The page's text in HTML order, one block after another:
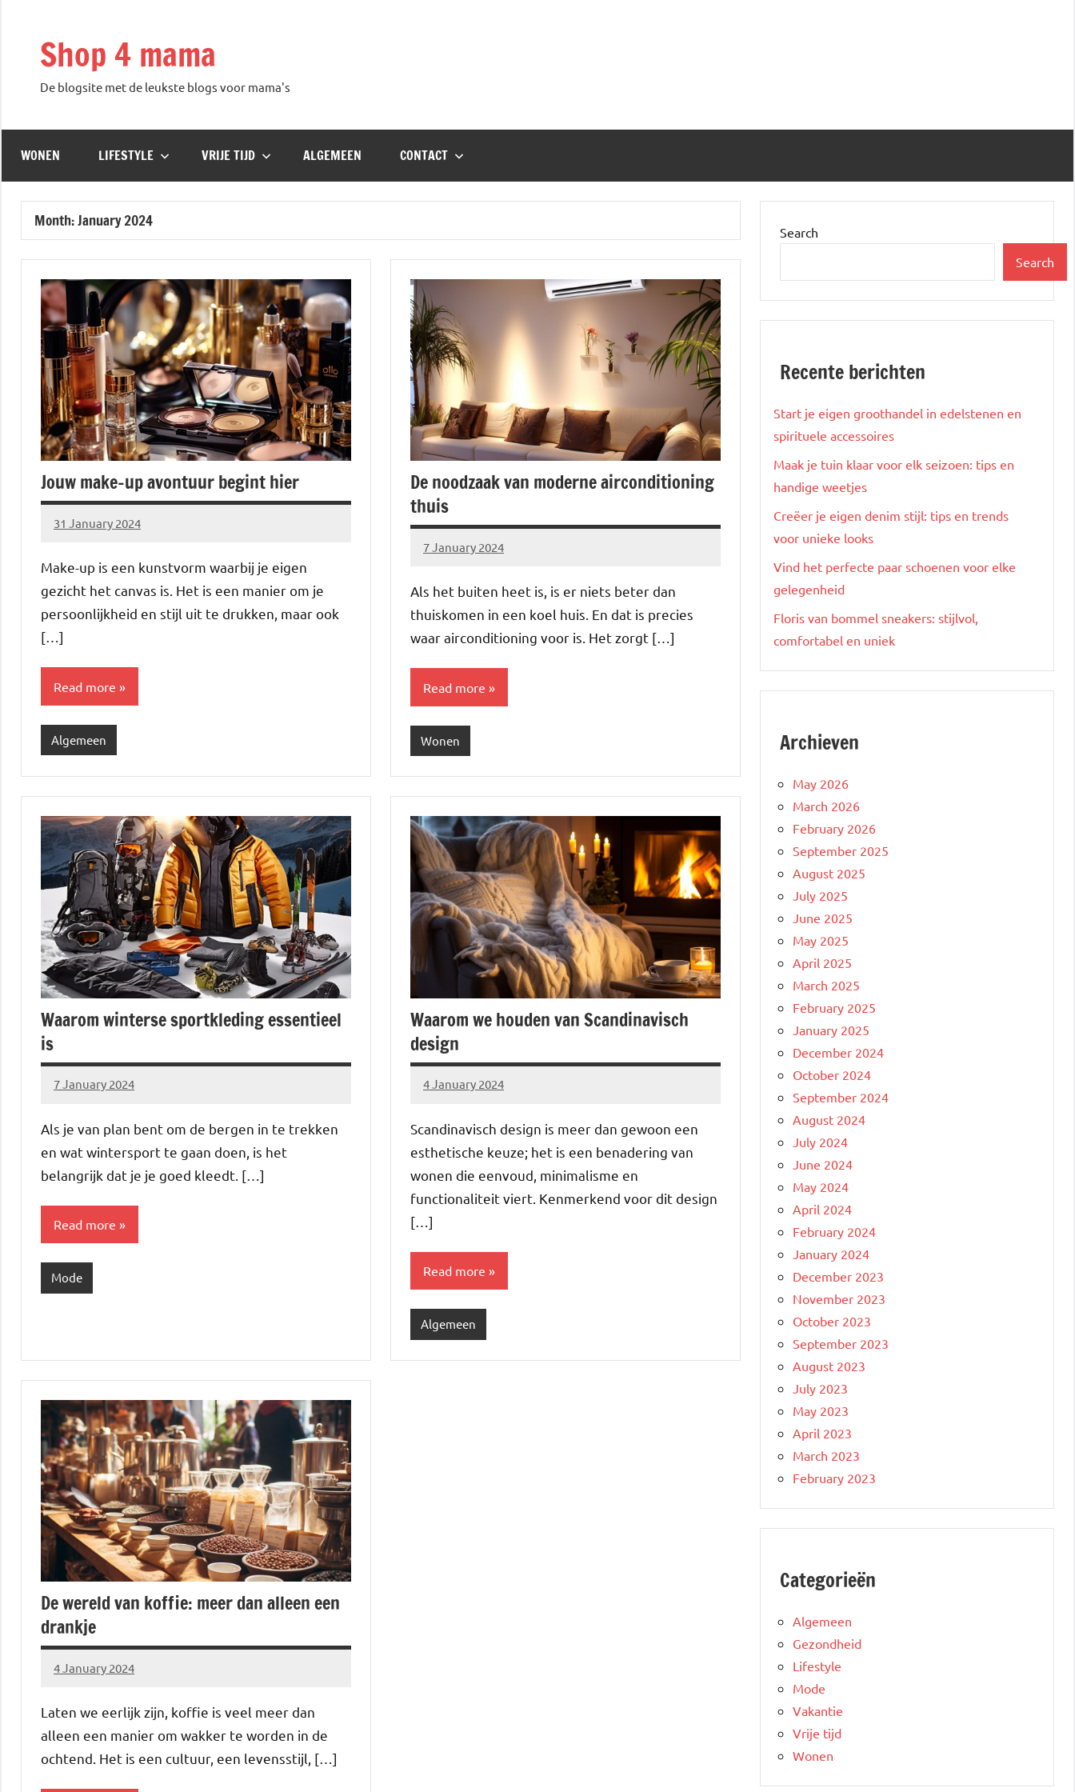
contentShop 4 mama
De blogsite met de leukste blogs voor mama's
WONEN LIFESTYLE VRIJE TIJD ALGEMEEN CONTACT
Month:January 2024
Jouw make-up avontuur begint hier
31 January 2024
Brechtje
Make-up is een kunstvorm waarbij je eigen
gezicht het canvas is. Het is een manier om je
persoonlijkheid en stijl uit te drukken, maar ook
[…]
Read more
Algemeen
De noodzaak van moderne airconditioning
thuis
7 January 2024
Brechtje
Als het buiten heet is, is er niets beter dan
thuiskomen in een koel huis. En dat is precies
waar airconditioning voor is. Het zorgt […]
Read more
Wonen
Waarom winterse sportkleding essentieel
is
7 January 2024
Brechtje
Als je van plan bent om de bergen in te trekken
en wat wintersport te gaan doen, is het
belangrijk dat je je goed kleedt. […]
Read more
Mode
Waarom we houden van Scandinavisch
design
4 January 2024
Brechtje
Scandinavisch design is meer dan gewoon een
esthetische keuze; het is een benadering van
wonen die eenvoud, minimalisme en
functionaliteit viert. Kenmerkend voor dit design
[…]
Read more
Algemeen
De wereld van koffie: meer dan alleen een
drankje
4 January 2024
Brechtje
Laten we eerlijk zijn, koffie is veel meer dan
alleen een manier om wakker te worden in de
ochtend. Het is een cultuur, een levensstijl, […]
Search
Search
Recente berichten
Start je eigen groothandel in edelstenen en
spirituele accessoires
Maak je tuin klaar voor elk seizoen: tips en
handige weetjes
Creëer je eigen denim stijl: tips en trends
voor unieke looks
Vind het perfecte paar schoenen voor elke
gelegenheid
Floris van bommel sneakers: stijlvol,
comfortabel en uniek
Archieven
May 2026
March 2026
February 2026
September 2025
August 2025
July 2025
June 2025
May 2025
April 2025
March 2025
February 2025
January 2025
December 2024
October 2024
September 2024
August 2024
July 2024
June 2024
May 2024
April 2024
February 2024
January 2024
December 2023
November 2023
October 2023
September 2023
August 2023
July 2023
May 2023
April 2023
March 2023
February 2023
Categorieën
Algemeen
Gezondheid
Lifestyle
Mode
Vakantie
Vrije tijd
Wonen